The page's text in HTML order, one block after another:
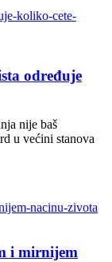
određuje
nije baš
u većini stanova
i mirnijem